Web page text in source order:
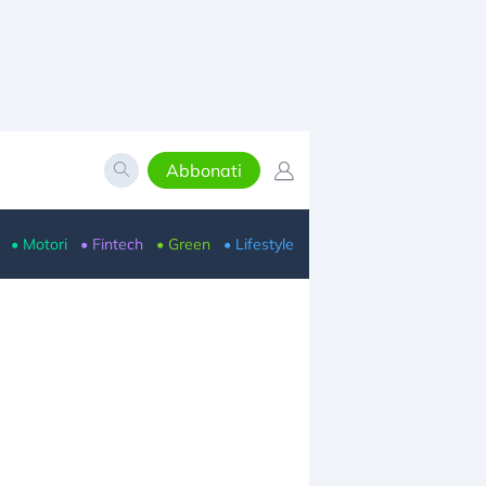
Abbonati
• Motori • Fintech • Green • Lifestyle